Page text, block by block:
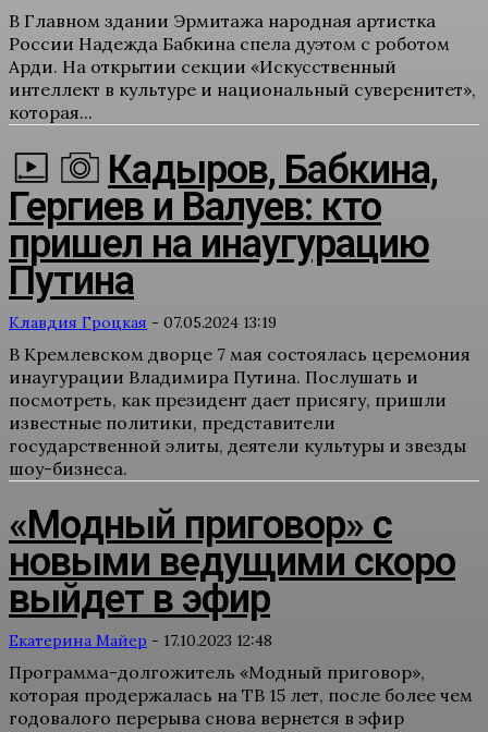
В Главном здании Эрмитажа народная артистка
России Надежда Бабкина спела дуэтом с роботом
Арди. На открытии секции «Искусственный
интеллект в культуре и национальный суверенитет»,
которая...
Кадыров, Бабкина,
Гергиев и Валуев: кто
пришел на инаугурацию
Путина
Клавдия Гроцкая - 07.05.2024 13:19
В Кремлевском дворце 7 мая состоялась церемония
инаугурации Владимира Путина. Послушать и
посмотреть, как президент дает присягу, пришли
известные политики, представители
государственной элиты, деятели культуры и звезды
шоу-бизнеса.
«Модный приговор» с
новыми ведущими скоро
выйдет в эфир
Екатерина Майер - 17.10.2023 12:48
Программа-долгожитель «Модный приговор»,
которая продержалась на ТВ 15 лет, после более чем
годовалого перерыва снова вернется в эфир